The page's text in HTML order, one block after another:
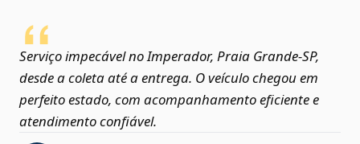
Serviço impecável no Imperador, Praia Grande‑SP,
desde a coleta até a entrega. O veículo chegou em
perfeito estado, com acompanhamento eficiente e
atendimento confiável.